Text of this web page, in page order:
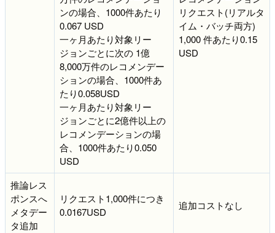
ンの場合、1000件あたり
0.067 USD
一ヶ月あたり対象リー
ジョンごとに次の 1億
8,000万件のレコメンデー
ションの場合、1000件あ
たり0.058USD
一ヶ月あたり対象リー
ジョンごとに2億件以上の
レコメンデーションの場
合、1000件あたり0.050
USD
リクエスト(リアルタ
イム・バッチ両方)
1,000 件あたり0.15
USD
推論レス
ポンスへ
メタデー
タ追加
リクエスト1,000件につき
0.0167USD
追加コストなし